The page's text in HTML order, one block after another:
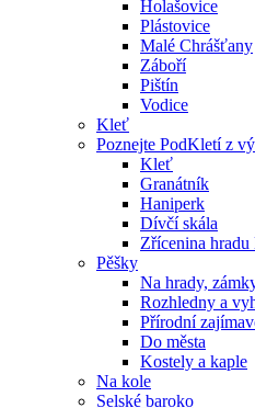
Holašovice
Plástovice
Malé Chrášťany
Záboří
Pištín
Vodice
Kleť
Poznejte PodKletí z
Kleť
Granátník
Haniperk
Dívčí skála
Zřícenina hradu
Pěšky
Na hrady,
Rozhledny a
Přírodní
Do města
Kostely a kaple
Na kole
Selské baroko